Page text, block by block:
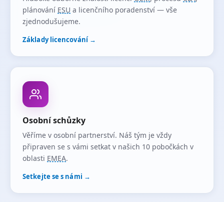
plánování ESU a licenčního poradenství — vše
zjednodušujeme.
Základy licencování →
Osobní schůzky
Věříme v osobní partnerství. Náš tým je vždy
připraven se s vámi setkat v našich 10 pobočkách v
oblasti EMEA.
Setkejte se s námi →